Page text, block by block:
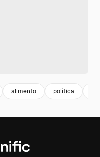
alimento política